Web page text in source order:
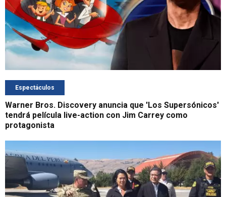
Espectáculos
Warner Bros. Discovery anuncia que 'Los Supersónicos'
tendrá película live-action con Jim Carrey como
protagonista